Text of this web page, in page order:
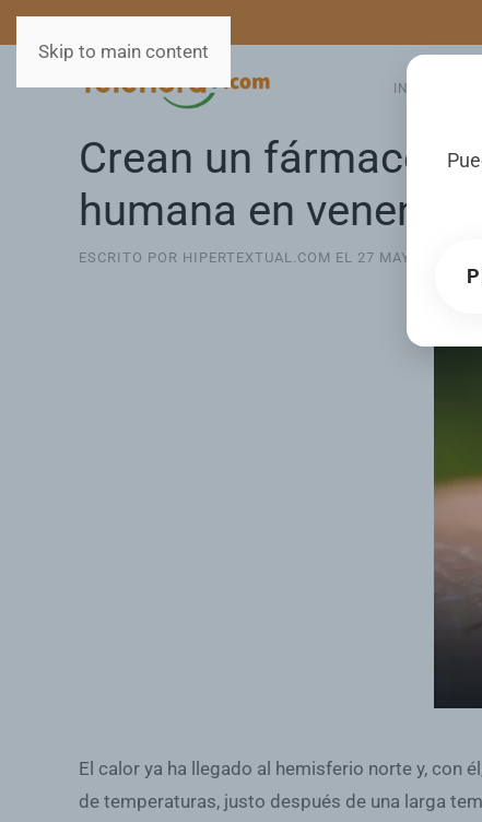
Skip to main content
INICIO
Crean un fármaco
humana en veneno
ESCRITO POR HIPERTEXTUAL.COM EL 27 MAY 2025
El calor ya ha llegado al hemisferio norte y, con
de temperaturas, justo después de una larga